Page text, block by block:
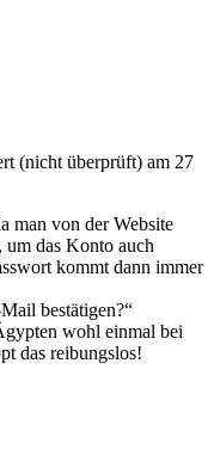
(nicht überprüft) am 27
man von der Website
das Konto auch
kommt dann immer
bestätigen?“
wohl einmal bei
das reibungslos!